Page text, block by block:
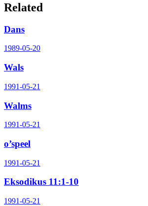
Related
Dans
1989-05-20
Wals
1991-05-21
Walms
1991-05-21
o’speel
1991-05-21
Eksodikus 11:1-10
1991-05-21